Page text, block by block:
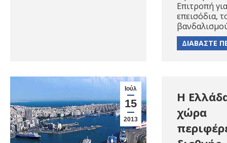
Επιτροπή
επεισόδια,
ΔΙΑΒΑΣΤΕ
Ιούλ
15
2013
Η
χώρα